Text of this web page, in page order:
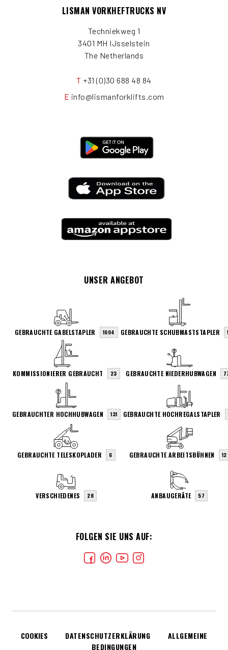
LISMAN VORKHEFTRUCKS NV
Techniekweg 1
3401 MH IJsselstein
The Netherlands
T +31 (0)30 688 48 84
E info@lismanforklifts.com
FOLGEN SIE UNS AUF:
UNSER ANGEBOT
GEBRAUCHTE GABELSTAPLER 1004 GEBRAUCHTE SCHUBMASTSTAPLER
KOMMISSIONIERER GEBRAUCHT 23 GEBRAUCHTE NIEDERHUBWAGEN
GEBRAUCHTER HOCHHUBWAGEN 131 GEBRAUCHTE HOCHREGALSTAPLER
GEBRAUCHTE TELESKOPLADER 6 GEBRAUCHTE ARBEITSBÜHNEN 12
VERSCHIEDENES 28 ANBAUGERÄTE 57
COOKIES DATENSCHUTZERKLÄRUNG
ALLGEMEINE
BEDINGUNGEN